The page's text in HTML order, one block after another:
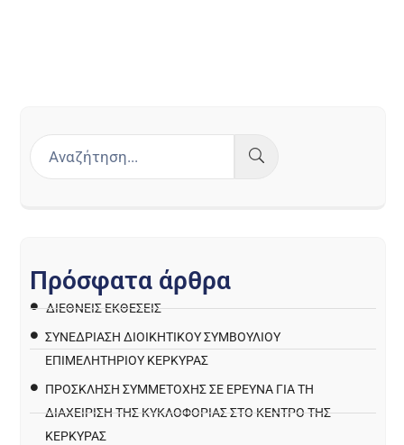
Πρόσφατα άρθρα
ΔΙΕΘΝΕΙΣ ΕΚΘΕΣΕΙΣ
ΣΥΝΕΔΡΙΑΣΗ ΔΙΟΙΚΗΤΙΚΟΥ ΣΥΜΒΟΥΛΙΟΥ
ΕΠΙΜΕΛΗΤΗΡΙΟΥ ΚΕΡΚΥΡΑΣ
ΠΡΌΣΚΛΗΣΗ ΣΥΜΜΕΤΟΧΉΣ ΣΕ ΈΡΕΥΝΑ ΓΙΑ ΤΗ
ΔΙΑΧΕΊΡΙΣΗ ΤΗΣ ΚΥΚΛΟΦΟΡΊΑΣ ΣΤΟ ΚΈΝΤΡΟ ΤΗΣ
ΚΈΡΚΥΡΑΣ